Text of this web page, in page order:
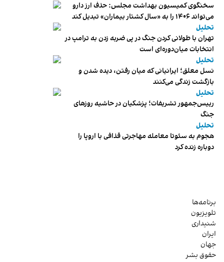
سخنگوی کمیسیون بهداشت مجلس: حذف ارز دارو
می‌تواند ۱۴۰۶ را به «سال کشتار بیماران» تبدیل کند
تحلیل
تهران با طولانی کردن جنگ در پی ضربه زدن به ترامپ در
انتخابات میان‌دوره‌ای است
تحلیل
نسل معلق؛ ایرانیانی که میان رفتن، دیده شدن و
بازگشت زندگی می‌کنند
تحلیل
رییس‌جمهور تشریفات؛ پزشکیان در حاشیه روزهای
جنگ
تحلیل
هجوم به سئوتا معامله مهاجرتی قذافی با اروپا را
دوباره زنده کرد
برنامه‌ها
تلویزیون
شنیداری
ایران
جهان
حقوق بشر